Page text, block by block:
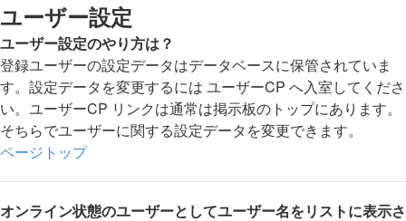
ユーザー設定
ユーザー設定のやり方は？
登録ユーザーの設定データはデータベースに保管されていま
す。設定データを変更するには ユーザーCP へ入室してくださ
い。ユーザーCP リンクは通常は掲示板のトップにあります。
そちらでユーザーに関する設定データを変更できます。
ページトップ
オンライン状態のユーザーとしてユーザー名をリストに表示さ